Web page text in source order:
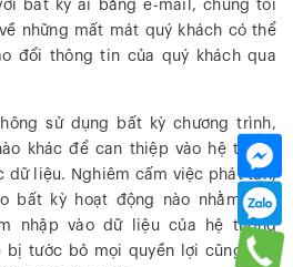
bất kỳ ai bằng e-mail, chúng tôi
những mất mát quý khách có thể
đổi thông tin của quý khách qua
sử dụng bất kỳ chương trình,
khác để can thiệp vào hệ thống
dữ liệu. Nghiêm cấm việc phát tán,
bất kỳ hoạt động nào nhằm can
nhập vào dữ liệu của hệ thống
tước bỏ mọi quyền lợi cũng như